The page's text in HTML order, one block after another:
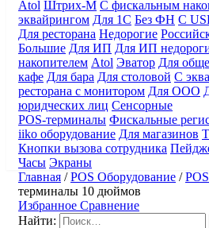
Atol Штрих-М С фискальным
эквайрингом Для 1С Без ФН С
Для ресторана Недорогие
Большие Для ИП Для ИП
накопителем Atol Эватор Для
кафе Для бара Для столовой С
ресторана с монитором Для ООО
юридческих лиц Сенсорные
POS-терминалы Фискальные
iiko оборудование Для магазинов
Кнопки вызова сотрудника
Часы Экраны
Главная /POS Оборудование /
терминалы 10 дюймов
Избранное Сравнение
Найти: